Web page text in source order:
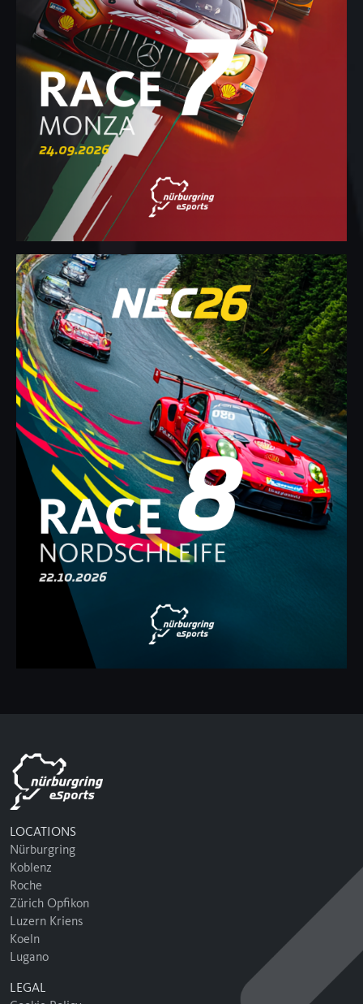
LOCATIONS
Nürburgring
Koblenz
Roche
Zürich Opfikon
Luzern Kriens
Koeln
Lugano
LEGAL